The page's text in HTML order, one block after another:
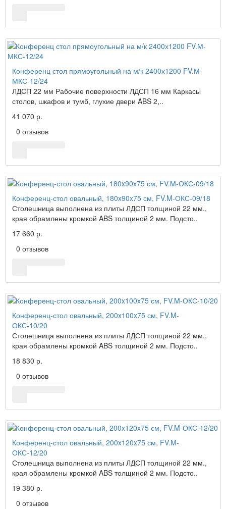
Конференц стол прямоугольный на м/к 2400х1200 FV.М-
МКС-12/24
ЛДСП 22 мм Рабочие поверхности ЛДСП 16 мм Каркасы
столов, шкафов и тумб, глухие двери ABS 2,..
41 070 р.
0 отзывов
Конференц-стол овальный, 180x90x75 см, FV.M-ОКС-09/18
Столешница выполнена из плиты ЛДСП толщиной 22 мм.,
края обрамлены кромкой ABS толщиной 2 мм. Подсто..
17 660 р.
0 отзывов
Конференц-стол овальный, 200x100x75 см, FV.M-
ОКС-10/20
Столешница выполнена из плиты ЛДСП толщиной 22 мм.,
края обрамлены кромкой ABS толщиной 2 мм. Подсто..
18 830 р.
0 отзывов
Конференц-стол овальный, 200x120x75 см, FV.M-
ОКС-12/20
Столешница выполнена из плиты ЛДСП толщиной 22 мм.,
края обрамлены кромкой ABS толщиной 2 мм. Подсто..
19 380 р.
0 отзывов